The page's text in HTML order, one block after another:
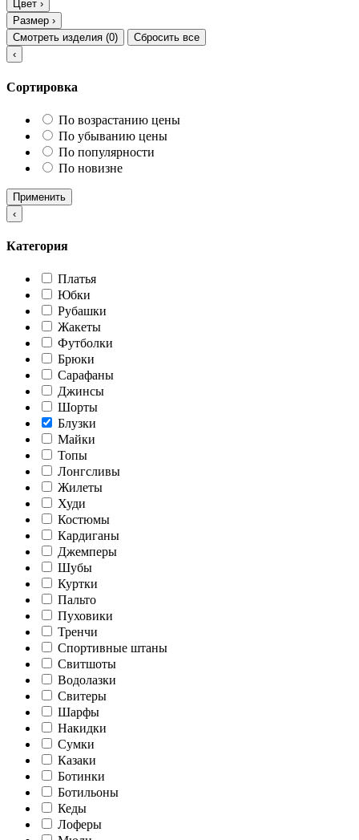
Цвет ›
Размер ›
Смотреть изделия (0)
Сбросить все
‹
Сортировка
По возрастанию цены
По убыванию цены
По популярности
По новизне
Применить
‹
Категория
Платья
Юбки
Рубашки
Жакеты
Футболки
Брюки
Сарафаны
Джинсы
Шорты
Блузки
Майки
Топы
Лонгсливы
Жилеты
Худи
Костюмы
Кардиганы
Джемперы
Шубы
Куртки
Пальто
Пуховики
Тренчи
Спортивные штаны
Свитшоты
Водолазки
Свитеры
Шарфы
Накидки
Сумки
Казаки
Ботинки
Ботильоны
Кеды
Лоферы